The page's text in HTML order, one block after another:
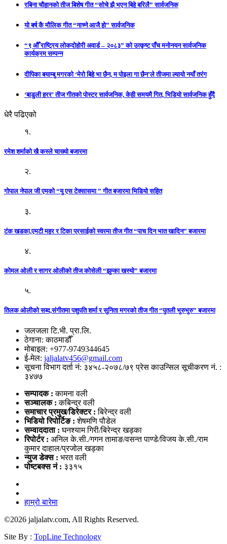
रबिना चौहानको तीज बिशेष गीत “सोचे झै भएन बिहे बरिलै” सार्वजनिक
यो बर्ष कै मौलिक गीत “नाच्ने आजै हो” सार्वजनिक
“९ औँ राष्ट्रिय लोकदोहोरी अवार्ड – २०८३” को उत्कृष्ट पाँच मनोनयन सार्वजनिक
कार्यक्रम सम्पन्न
दीपिका बयाम्बु मगरको ‘मेरो बिहे भा छैन, म पोइला गा छैन’ले तीजमा ल्यायो नयाँ तरंग
‘बाडुली हरर’ तीज गीतको पोस्टर सार्वजनिक, केही समयमै गित, भिडियो सार्वजनिक हुँदै
धेरै पढिएको
१.
रमेश शर्माको खै कस्ले चाख्यो बजारमा
२.
गोपाल नेपाल जी एमको “यु एस टेक्सासमा ” गीत बजारमा भिडियो सहित
३.
टंक खडका,एमटी महर र टिका प्रसाईको स्वरमा तीज गीत “पाच दिन भात खादिन” बजारमा
४.
कोमल ओली र सागर ओलीको तीज कोसेली “झुम्का खस्यो” बजारमा
५.
तिलक ओलीको सब्द,संगीतमा पशुपति शर्मा र सुनिता मगरको तीज गीत “पुतली भुरुभुरु” बजारमा
जलजला टि.भी. प्रा.लि.
ठेगाना: काठमाडौँ
मोबाइल: +977-9749344645
ई-मेल: jaljalatv456@gmail.com
सूचना विभाग दर्ता नं: ३४५८-२०७८/७९ प्रेस काउन्सिल सूचीकरण नं. :
३४७७
सम्पादक :कामना वली
सञ्‍चालक : कबिन्द्र वली
समाचार प्रमुख/डिरेक्टर :बिरेन्द्र वली
भिडियो रिपोर्टिङ : शेषमणि पौडेल
सम्वाददाता :घनश्याम गिरी/बिरेन्द्र खड्का
रिपोर्टर : अनिल के.सी./गगन तामाङ/वसन्त पाण्डे/विजय के.सी./राम
कुमार दाहाल/प्रजोल खड्का
न्युज डेक्स : भरत वली
पोष्‍टबक्स नं : ३३१५
हाम्रो बारेमा
©2026 jaljalatv.com, All Rights Reserved.
Site By : TopLine Technology